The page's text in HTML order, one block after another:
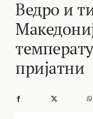
ИНТЕРЕСНО
КОНТАКТ
Ведро и
пријатни